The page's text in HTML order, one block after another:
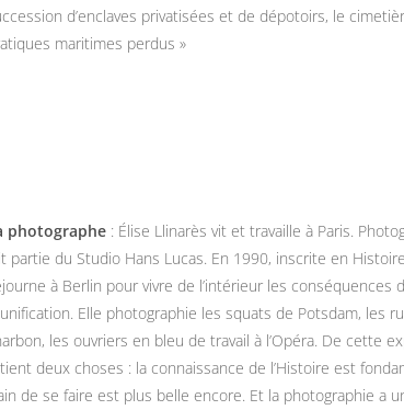
d’enclaves privatisées et de dépotoirs, le
maritimes perdus »
photographe : Élise Llinarès vit et travaille à Paris.
partie du Studio Hans Lucas. En 1990, inscrite en
à Berlin pour vivre de l’intérieur les conséquences
Elle photographie les squats de Potsdam, les
les ouvriers en bleu de travail à l’Opéra. De cette
deux choses : la connaissance de l’Histoire est
de se faire est plus belle encore. Et la photographie a